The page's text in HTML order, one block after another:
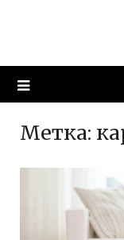
Метка: